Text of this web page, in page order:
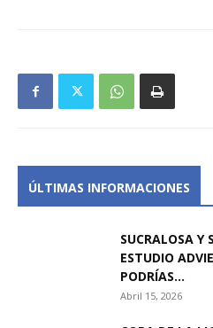
ÚLTIMAS INFORMACIONES
SUCRALOSA Y
ESTUDIO
PODRÍAS...
Abril 15, 2026